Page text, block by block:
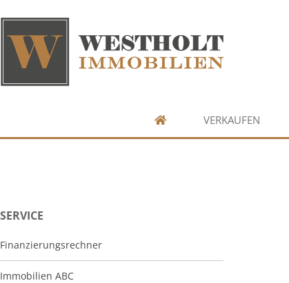
VERKAUFEN
SERVICE
Finanzierungsrechner
Immobilien ABC